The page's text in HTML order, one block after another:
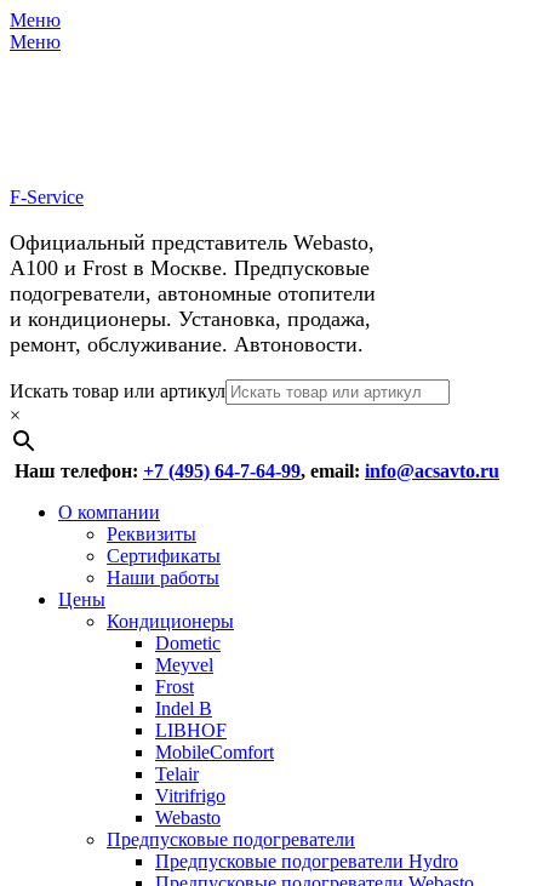
Меню
Меню
F-Service
Официальный представитель Webasto,
А100 и Frost в Москве. Предпусковые
подогреватели, автономные отопители
и кондиционеры. Установка, продажа,
ремонт, обслуживание. Автоновости.
Header
Right
Menu
Перейти
к
содержимому
Искать товар или артикул
×
Наш телефон: +7 (495) 64-7-64-99, email: info@acsavto.ru
Основное
Перейти
содержимому
О компании
Реквизиты
Сертификаты
Наши работы
Цены
Кондиционеры
Dometic
Meyvel
Frost
Indel B
LIBHOF
MobileComfort
Telair
Vitrifrigo
Webasto
Предпусковые подогреватели
Предпусковые подогреватели Hydro
У нас космические скидки на